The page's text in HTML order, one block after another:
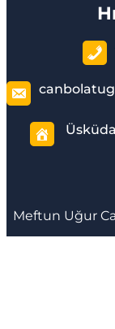
Meftun Uğur